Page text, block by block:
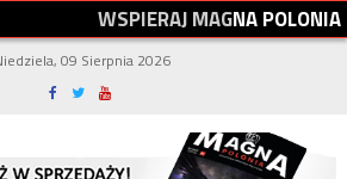
WSPIERAJMAGNAPOLONIA
09 Sierpnia 2026